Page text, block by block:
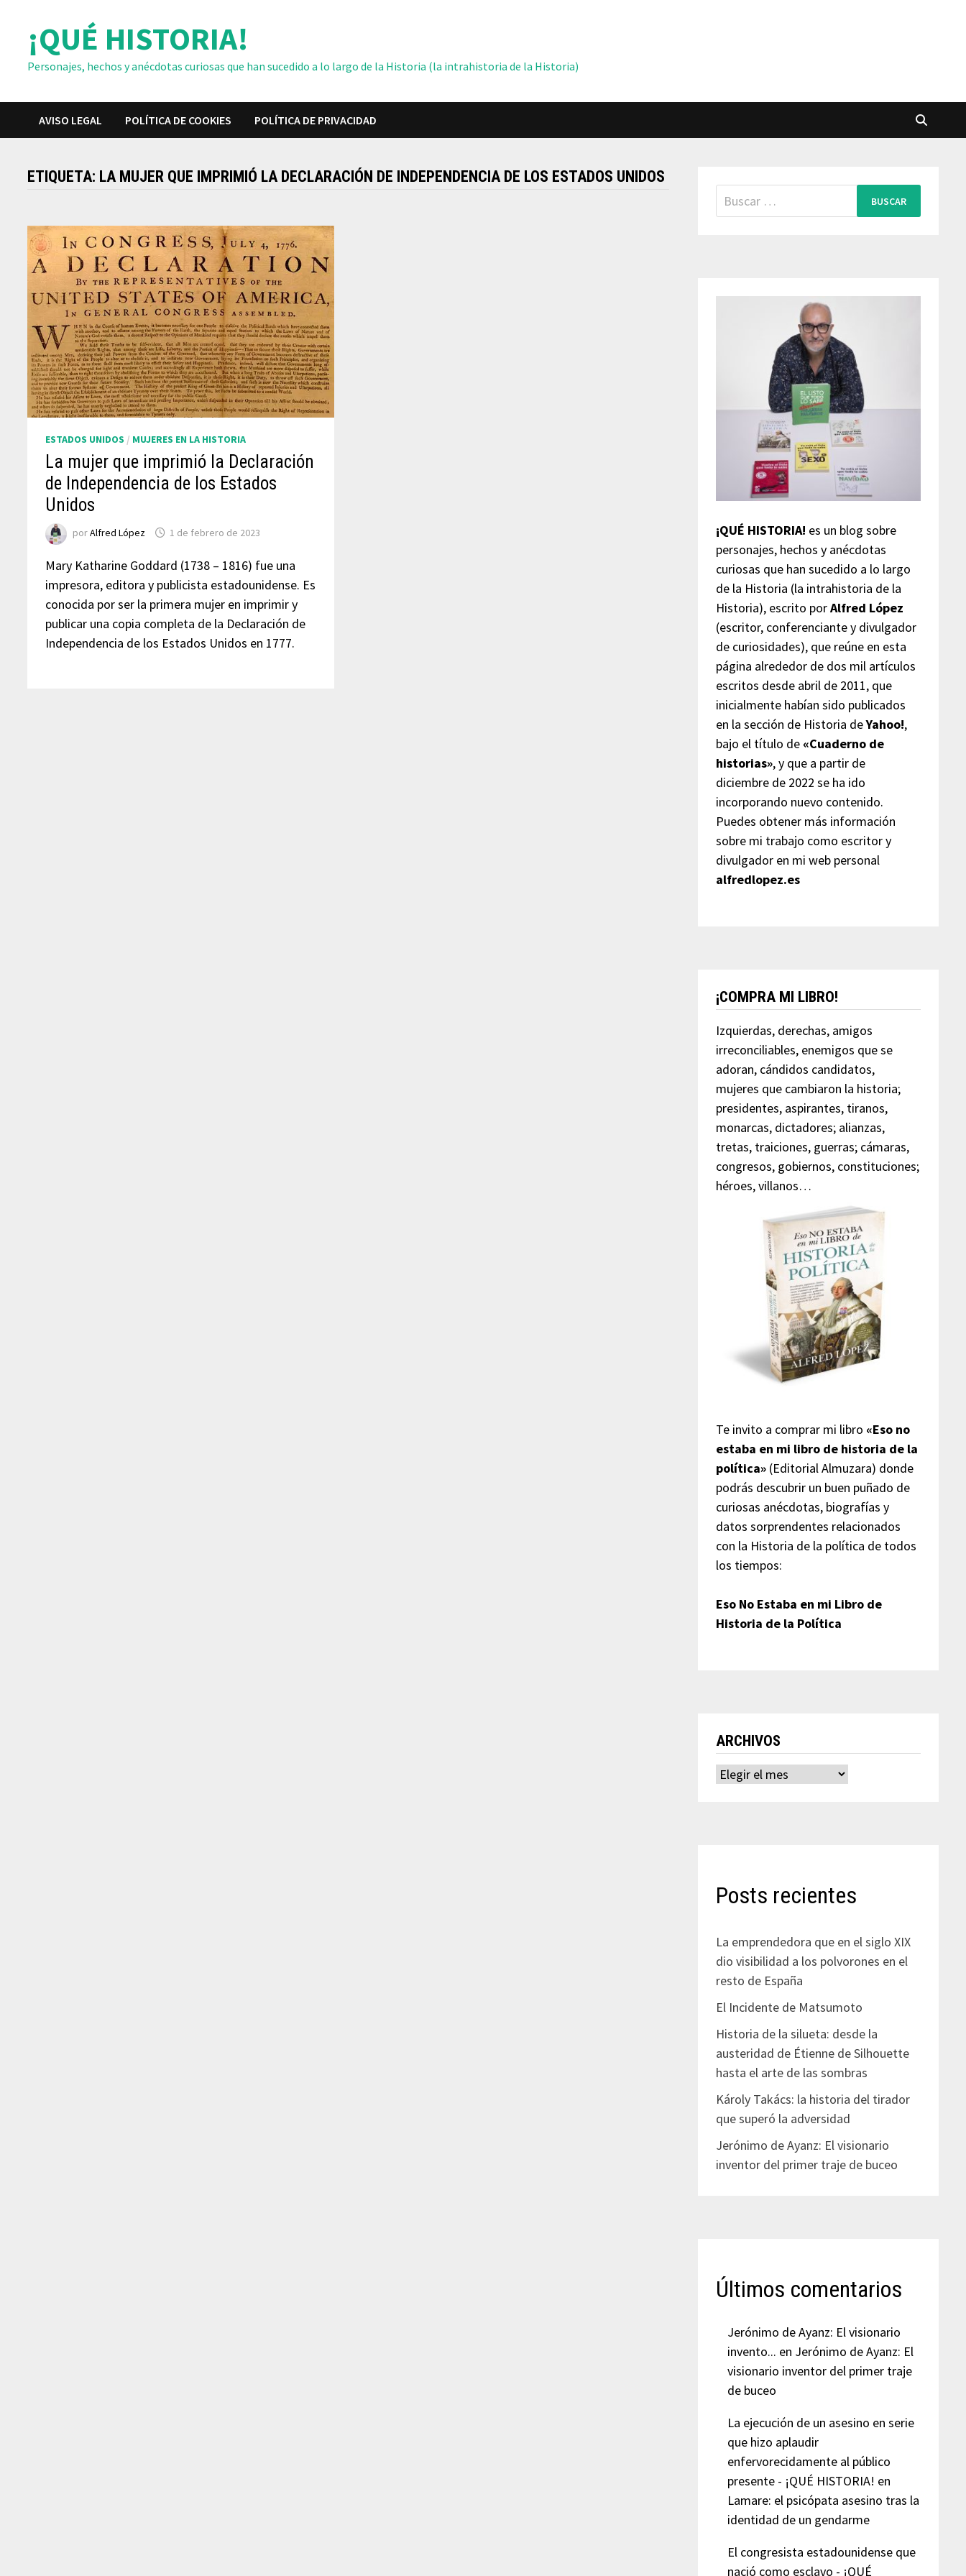
contenido¡QUÉ HISTORIA!
Personajes, hechos y anécdotas curiosas que han sucedido a lo largo de la Historia (la intrahistoria de la Historia)
AVISO LEGAL POLÍTICA DE COOKIES POLÍTICA DE PRIVACIDAD
ETIQUETA: LA MUJER QUE IMPRIMIÓ LA DECLARACIÓN DE INDEPENDENCIA DE LOS ESTADOS UNIDOS
ESTADOS UNIDOS / MUJERES EN LA HISTORIA
La mujer que imprimió la Declaración
de Independencia de los Estados
Unidos
porAlfred López 1 de febrero de 2023
Mary Katharine Goddard (1738 – 1816) fue una
impresora, editora y publicista estadounidense. Es
conocida por ser la primera mujer en imprimir y
publicar una copia completa de la Declaración de
Independencia de los Estados Unidos en 1777.
Buscar:
¡QUÉ HISTORIA! es un blog sobre
personajes, hechos y anécdotas
curiosas que han sucedido a lo largo
de la Historia (la intrahistoria de la
Historia), escrito porAlfred López
(escritor, conferenciante y divulgador
de curiosidades), que reúne en esta
página alrededor de dos mil artículos
escritos desde abril de 2011, que
inicialmente habían sido publicados
en la sección de Historia deYahoo!,
bajo el título de «Cuaderno de
historias», y que a partir de
diciembre de 2022 se ha ido
incorporando nuevo contenido.
Puedes obtener más información
sobre mi trabajo como escritor y
divulgador en mi web personal
alfredlopez.es
¡COMPRA MI LIBRO!
Izquierdas, derechas, amigos
irreconciliables, enemigos que se
adoran, cándidos candidatos,
mujeres que cambiaron la historia;
presidentes, aspirantes, tiranos,
monarcas, dictadores; alianzas,
tretas, traiciones, guerras; cámaras,
congresos, gobiernos, constituciones;
héroes, villanos…
Te invito a comprar mi libro «Eso no
estaba en mi libro de historia de la
política»(Editorial Almuzara) donde
podrás descubrir un buen puñado de
curiosas anécdotas, biografías y
datos sorprendentes relacionados
con la Historia de la política de todos
los tiempos:
Eso No Estaba en mi Libro de
Historia de la Política
ARCHIVOS
Archivos
Posts recientes
La emprendedora que en el siglo XIX
dio visibilidad a los polvorones en el
resto de España
El Incidente de Matsumoto
Historia de la silueta: desde la
austeridad de Étienne de Silhouette
hasta el arte de las sombras
Károly Takács: la historia del tirador
que superó la adversidad
Jerónimo de Ayanz: El visionario
inventor del primer traje de buceo
Últimos comentarios
Jerónimo de Ayanz: El visionario
invento... en Jerónimo de Ayanz: El
visionario inventor del primer traje
de buceo
La ejecución de un asesino en serie
que hizo aplaudir
enfervorecidamente al público
presente - ¡QUÉ HISTORIA! en
Lamare: el psicópata asesino tras la
identidad de un gendarme
El congresista estadounidense que
nació como esclavo - ¡QUÉ